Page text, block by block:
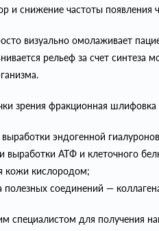
и снижение частоты появления
визуально омолаживает
рельеф за счет
зрения фракционная шлифовка
эндогенной
выработки АТФ и клеточного
кожи кислородом;
полезных соединений —
специалистом для получения